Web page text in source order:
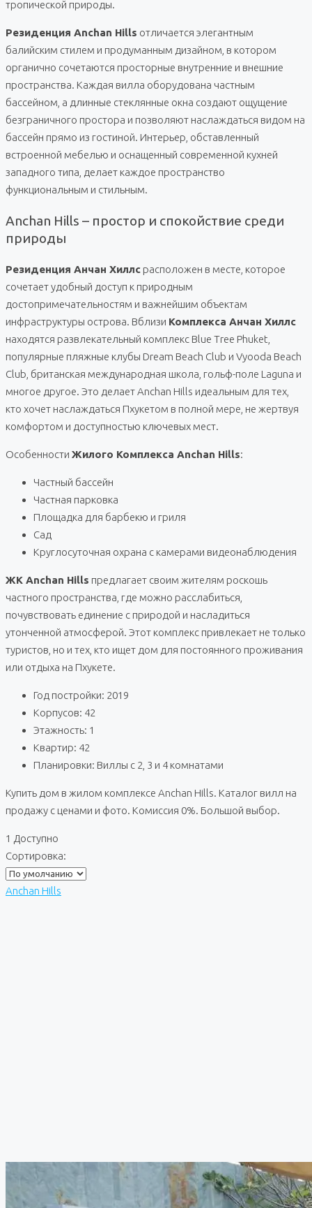
тропической природы.
Резиденция Anchan Hills отличается элегантным
балийским стилем и продуманным дизайном, в котором
органично сочетаются просторные внутренние и внешние
пространства. Каждая вилла оборудована частным
бассейном, а длинные стеклянные окна создают ощущение
безграничного простора и позволяют наслаждаться видом на
бассейн прямо из гостиной. Интерьер, обставленный
встроенной мебелью и оснащенный современной кухней
западного типа, делает каждое пространство
функциональным и стильным.
Anchan Hills – простор и спокойствие среди
природы
Резиденция Анчан Хиллс расположен в месте, которое
сочетает удобный доступ к природным
достопримечательностям и важнейшим объектам
инфраструктуры острова. Вблизи Комплекса Анчан Хиллс
находятся развлекательный комплекс Blue Tree Phuket,
популярные пляжные клубы Dream Beach Club и Vyooda Beach
Club, британская международная школа, гольф-поле Laguna и
многое другое. Это делает Anchan Hills идеальным для тех,
кто хочет наслаждаться Пхукетом в полной мере, не жертвуя
комфортом и доступностью ключевых мест.
Особенности Жилого Комплекса Anchan Hills:
Частный бассейн
Частная парковка
Площадка для барбекю и гриля
Сад
Круглосуточная охрана с камерами видеонаблюдения
ЖК Anchan Hills предлагает своим жителям роскошь
частного пространства, где можно расслабиться,
почувствовать единение с природой и насладиться
утонченной атмосферой. Этот комплекс привлекает не только
туристов, но и тех, кто ищет дом для постоянного проживания
или отдыха на Пхукете.
Год постройки: 2019
Корпусов: 42
Этажность: 1
Квартир: 42
Планировки: Виллы с 2, 3 и 4 комнатами
Купить дом в жилом комплексе Anchan Hills. Каталог вилл на
продажу с ценами и фото. Комиссия 0%. Большой выбор.
1 Доступно
Сортировка:
Anchan Hills